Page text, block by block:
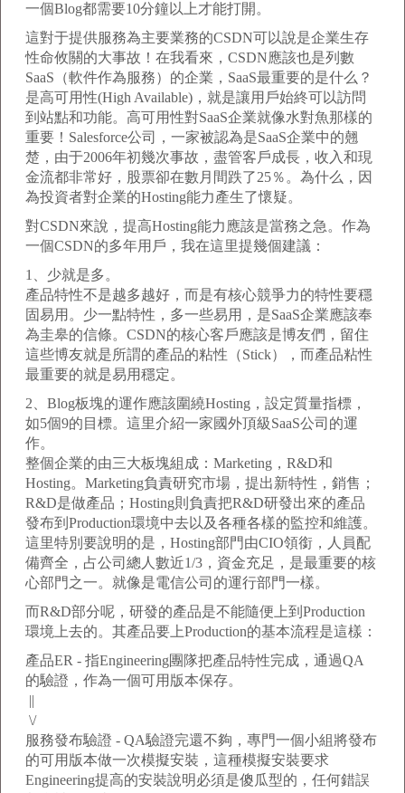
一個Blog都需要10分鐘以上才能打開。
這對于提供服務為主要業務的CSDN可以說是企業生存
性命攸關的大事故！在我看來，CSDN應該也是列數
SaaS（軟件作為服務）的企業，SaaS最重要的是什么？
是高可用性(High Available)，就是讓用戶始終可以訪問
到站點和功能。高可用性對SaaS企業就像水對魚那樣的
重要！Salesforce公司，一家被認為是SaaS企業中的翹
楚，由于2006年初幾次事故，盡管客戶成長，收入和現
金流都非常好，股票卻在數月間跌了25％。為什么，因
為投資者對企業的Hosting能力產生了懷疑。
對CSDN來說，提高Hosting能力應該是當務之急。作為
一個CSDN的多年用戶，我在這里提幾個建議：
1、少就是多。
產品特性不是越多越好，而是有核心競爭力的特性要穩
固易用。少一點特性，多一些易用，是SaaS企業應該奉
為圭皋的信條。CSDN的核心客戶應該是博友們，留住
這些博友就是所謂的產品的粘性（Stick），而產品粘性
最重要的就是易用穩定。
2、Blog板塊的運作應該圍繞Hosting，設定質量指標，
如5個9的目標。這里介紹一家國外頂級SaaS公司的運
作。
整個企業的由三大板塊組成：Marketing，R&D和
Hosting。Marketing負責研究市場，提出新特性，銷售；
R&D是做產品；Hosting則負責把R&D研發出來的產品
發布到Production環境中去以及各種各樣的監控和維護。
這里特別要說明的是，Hosting部門由CIO領銜，人員配
備齊全，占公司總人數近1/3，資金充足，是最重要的核
心部門之一。就像是電信公司的運行部門一樣。
而R&D部分呢，研發的產品是不能隨便上到Production
環境上去的。其產品要上Production的基本流程是這樣：
產品ER - 指Engineering團隊把產品特性完成，通過QA
的驗證，作為一個可用版本保存。
||
\/
服務發布驗證 - QA驗證完還不夠，專門一個小組將發布
的可用版本做一次模擬安裝，這種模擬安裝要求
Engineering提高的安裝說明必須是傻瓜型的，任何錯誤